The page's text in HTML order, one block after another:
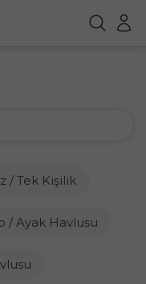
/ Tek Kişilik
/ Ayak Havlusu